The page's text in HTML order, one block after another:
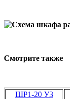
Смотрите также
ШР1-20 У3